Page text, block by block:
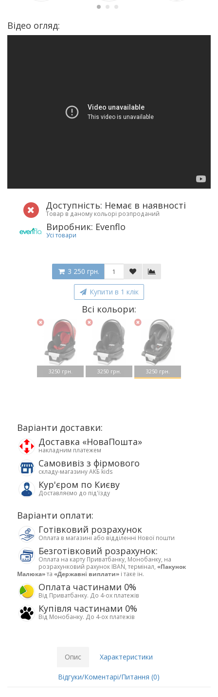
Відео огляд:
Доступність: Немає в наявності
Товар в даному кольорі розпроданий
Виробник: Evenflo
Усі товари
3 250 грн.
Купити в 1 клік
Всі кольори:
3250 грн. 3250 грн. 3250 грн.
Варіанти доставки:
Доставка «НоваПошта»
накладним платежем
Самовивіз з фірмового
складу-магазину АКБ kids
Кур'єром по Києву
Доставляємо до під'їзду
Варіанти оплати:
Готівковий розрахунок
Оплата в магазині або відділенні Нової пошти
Безготівковий розрахунок:
Оплата на карту Приватбанку, Монобанку, на
розрахунковий рахунок IBAN, термінал, «Пакунок
Малюка»та «Державні виплати» і таке ін.
Оплата частинами 0%
Від Приватбанку. До 4-ох платежів
Купівля частинами 0%
Від Монобанку. До 4-ох платежів
Опис Характеристики
Відгуки/Коментарі/Питання (0)